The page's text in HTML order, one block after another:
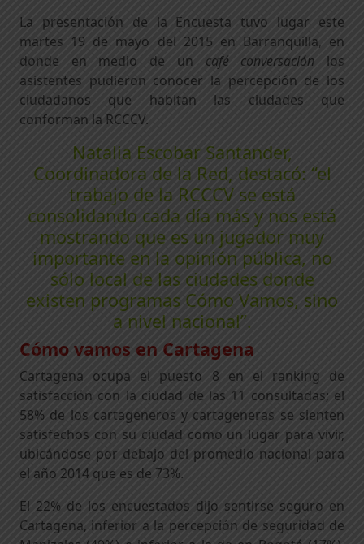
La presentación de la Encuesta tuvo lugar este
martes 19 de mayo del 2015 en Barranquilla, en
donde en medio de un café conversación los
asistentes pudieron conocer la percepción de los
ciudadanos que habitan las ciudades que
conforman la RCCCV.
Natalia Escobar Santander,
Coordinadora de la Red, destacó: “el
trabajo de la RCCCV se está
consolidando cada día más y nos está
mostrando que es un jugador muy
importante en la opinión pública, no
sólo local de las ciudades donde
existen programas Cómo Vamos, sino
a nivel nacional”.
Cómo vamos en Cartagena
Cartagena ocupa el puesto 8 en el ranking de
satisfacción con la ciudad de las 11 consultadas; el
58% de los cartageneros y cartageneras se sienten
satisfechos con su ciudad como un lugar para vivir,
ubicándose por debajo del promedio nacional para
el año 2014 que es de 73%.
El 22% de los encuestados dijo sentirse seguro en
Cartagena, inferior a la percepción de seguridad de